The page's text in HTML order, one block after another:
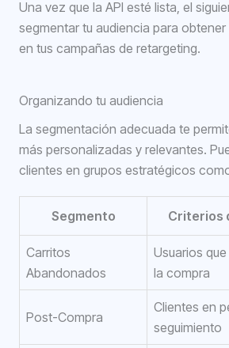
Una vez que la API esté lista, el
segmentar tu audiencia para
en tus campañas de retargeting.
Organizando tu audiencia
La segmentación adecuada te
más personalizadas y relevantes.
clientes en grupos estratégicos
Segmento Criterios
Carritos
Abandonados
Usuarios
la compra
Post-Compra
Clientes en
seguimiento